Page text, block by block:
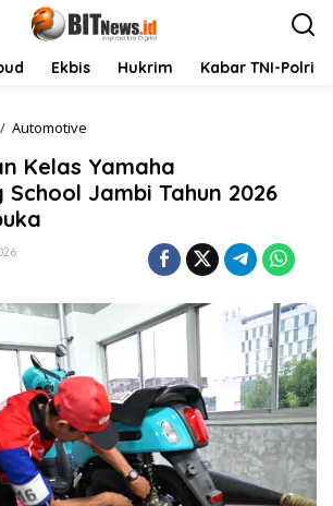
Ekbis Hukrim Kabar TNI-Polri
/ Automotive
n
a
a
K
l
a
s
Y
a
a
Kelas Yamaha
School Jambi Tahun 2026